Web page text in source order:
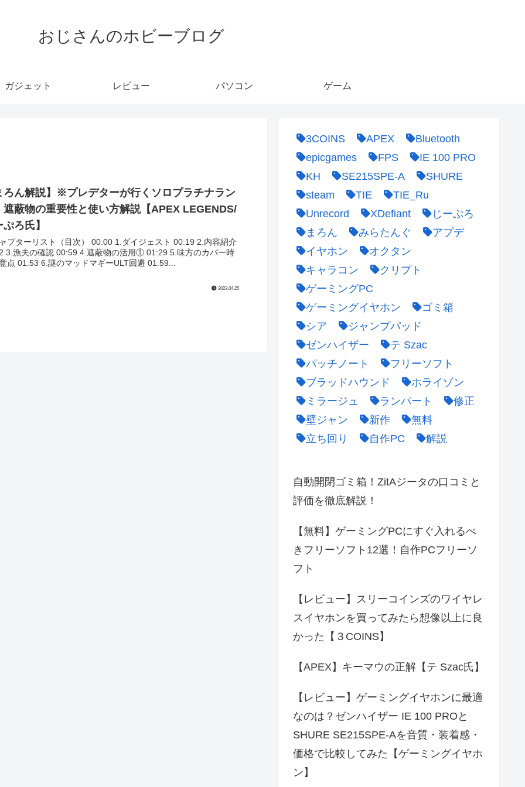
おじさんのホビーブログ
ガジェット レビュー パソコン ゲーム
ろん解説】※プレデターが行くソロプラチナラン
遮蔽物の重要性と使い方解説【APEX LEGENDS/
ろ氏】
プターリスト（目次） 00:00 1.ダイジェスト 00:19 2.内容紹介
3.漁夫の確認 00:59 4.遮蔽物の活用① 01:29 5.味方のカバー時
点 01:53 6.謎のマッドマギーULT回避 01:59...
2023.04.25
3COINS APEX
Bluetooth
epicgames
FPS
IE 100 PRO
KH
SE215SPE-A
SHURE
steam
TIE
TIE_Ru
Unrecord
XDefiant
じーぷろ
まろん
みらたんぐ
アプデ
イヤホン
オクタン
キャラコン
クリプト
ゲーミングPC
ゲーミングイヤホン
ゴミ箱
シア
ジャンプパッド
ゼンハイザー
テ Szac
パッチノート
フリーソフト
ブラッドハウンド
ホライゾン
ミラージュ
ランパート
修正
壁ジャン
新作
無料
立ち回り
自作PC 解説
自動開閉ゴミ箱！ZitAジータの口コミと
評価を徹底解説！
【無料】ゲーミングPCにすぐ入れるべ
きフリーソフト12選！自作PCフリーソ
フト
【レビュー】スリーコインズのワイヤレ
スイヤホンを買ってみたら想像以上に良
かった【３COINS】
【APEX】キーマウの正解【テ Szac氏】
【レビュー】ゲーミングイヤホンに最適
なのは？ゼンハイザー IE 100 PROと
SHURE SE215SPE-Aを音質・装着感・
価格で比較してみた【ゲーミングイヤホ
ン】